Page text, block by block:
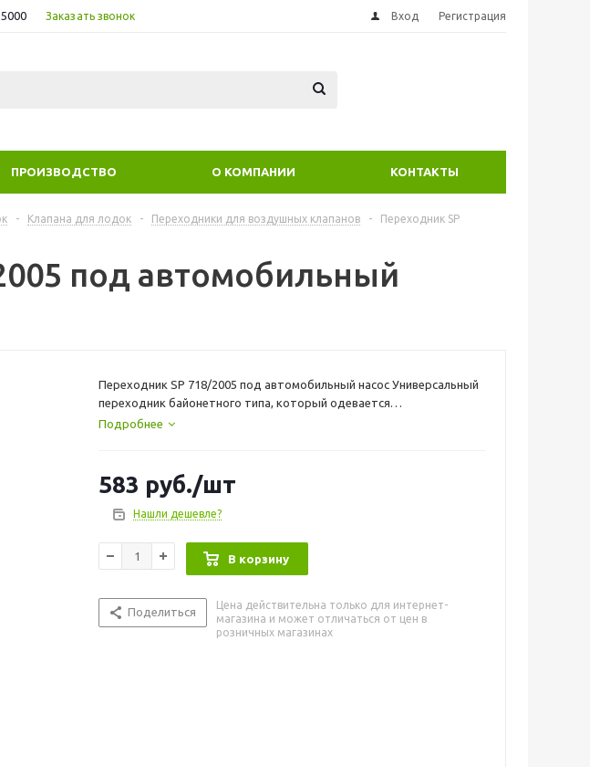
Заказать звонок Вход Регистрация
ПРОИЗВОДСТВО О КОМПАНИИ КОНТАКТЫ
- Клапана для лодок - Переходники для воздушных клапанов -
Переходник SP
под автомобильный
Переходник SP 718/2005 под автомобильный насос Универсальный
переходник байонетного типа, который одевается
непосредственно на шланг большинства моделей насосов,
Подробнее
583 руб./шт
Нашли дешевле?
В корзину
Поделиться
Цена действительна только для интернет-
магазина и может отличаться от цен в
розничных магазинах